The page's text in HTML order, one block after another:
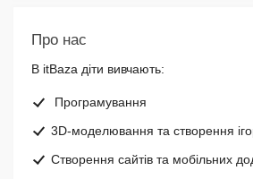
Про нас
В itBaza діти вивчають:
Програмування
3D-моделювання та створення
Створення сайтів та мобільних